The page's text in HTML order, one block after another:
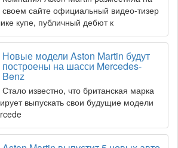
своем сайте официальный видео-тизер
купе, публичный дебют к
Новые модели Aston Martin будут
построены на шасси Mercedes-
Benz
Стало известно, что британская марка
выпускать свои будущие модели